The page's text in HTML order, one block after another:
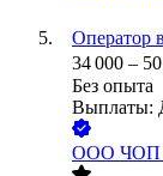
Оператор
34 000 –
Без опыта
Выплаты:
ООО ЧОП